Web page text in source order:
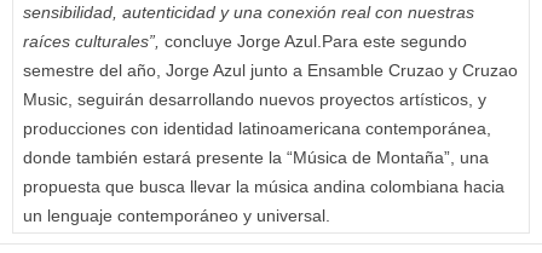
sensibilidad, autenticidad y una conexión real con nuestras
raíces culturales”, concluye Jorge Azul.Para este segundo
semestre del año, Jorge Azul junto a Ensamble Cruzao y Cruzao
Music, seguirán desarrollando nuevos proyectos artísticos, y
producciones con identidad latinoamericana contemporánea,
donde también estará presente la “Música de Montaña”, una
propuesta que busca llevar la música andina colombiana hacia
un lenguaje contemporáneo y universal.